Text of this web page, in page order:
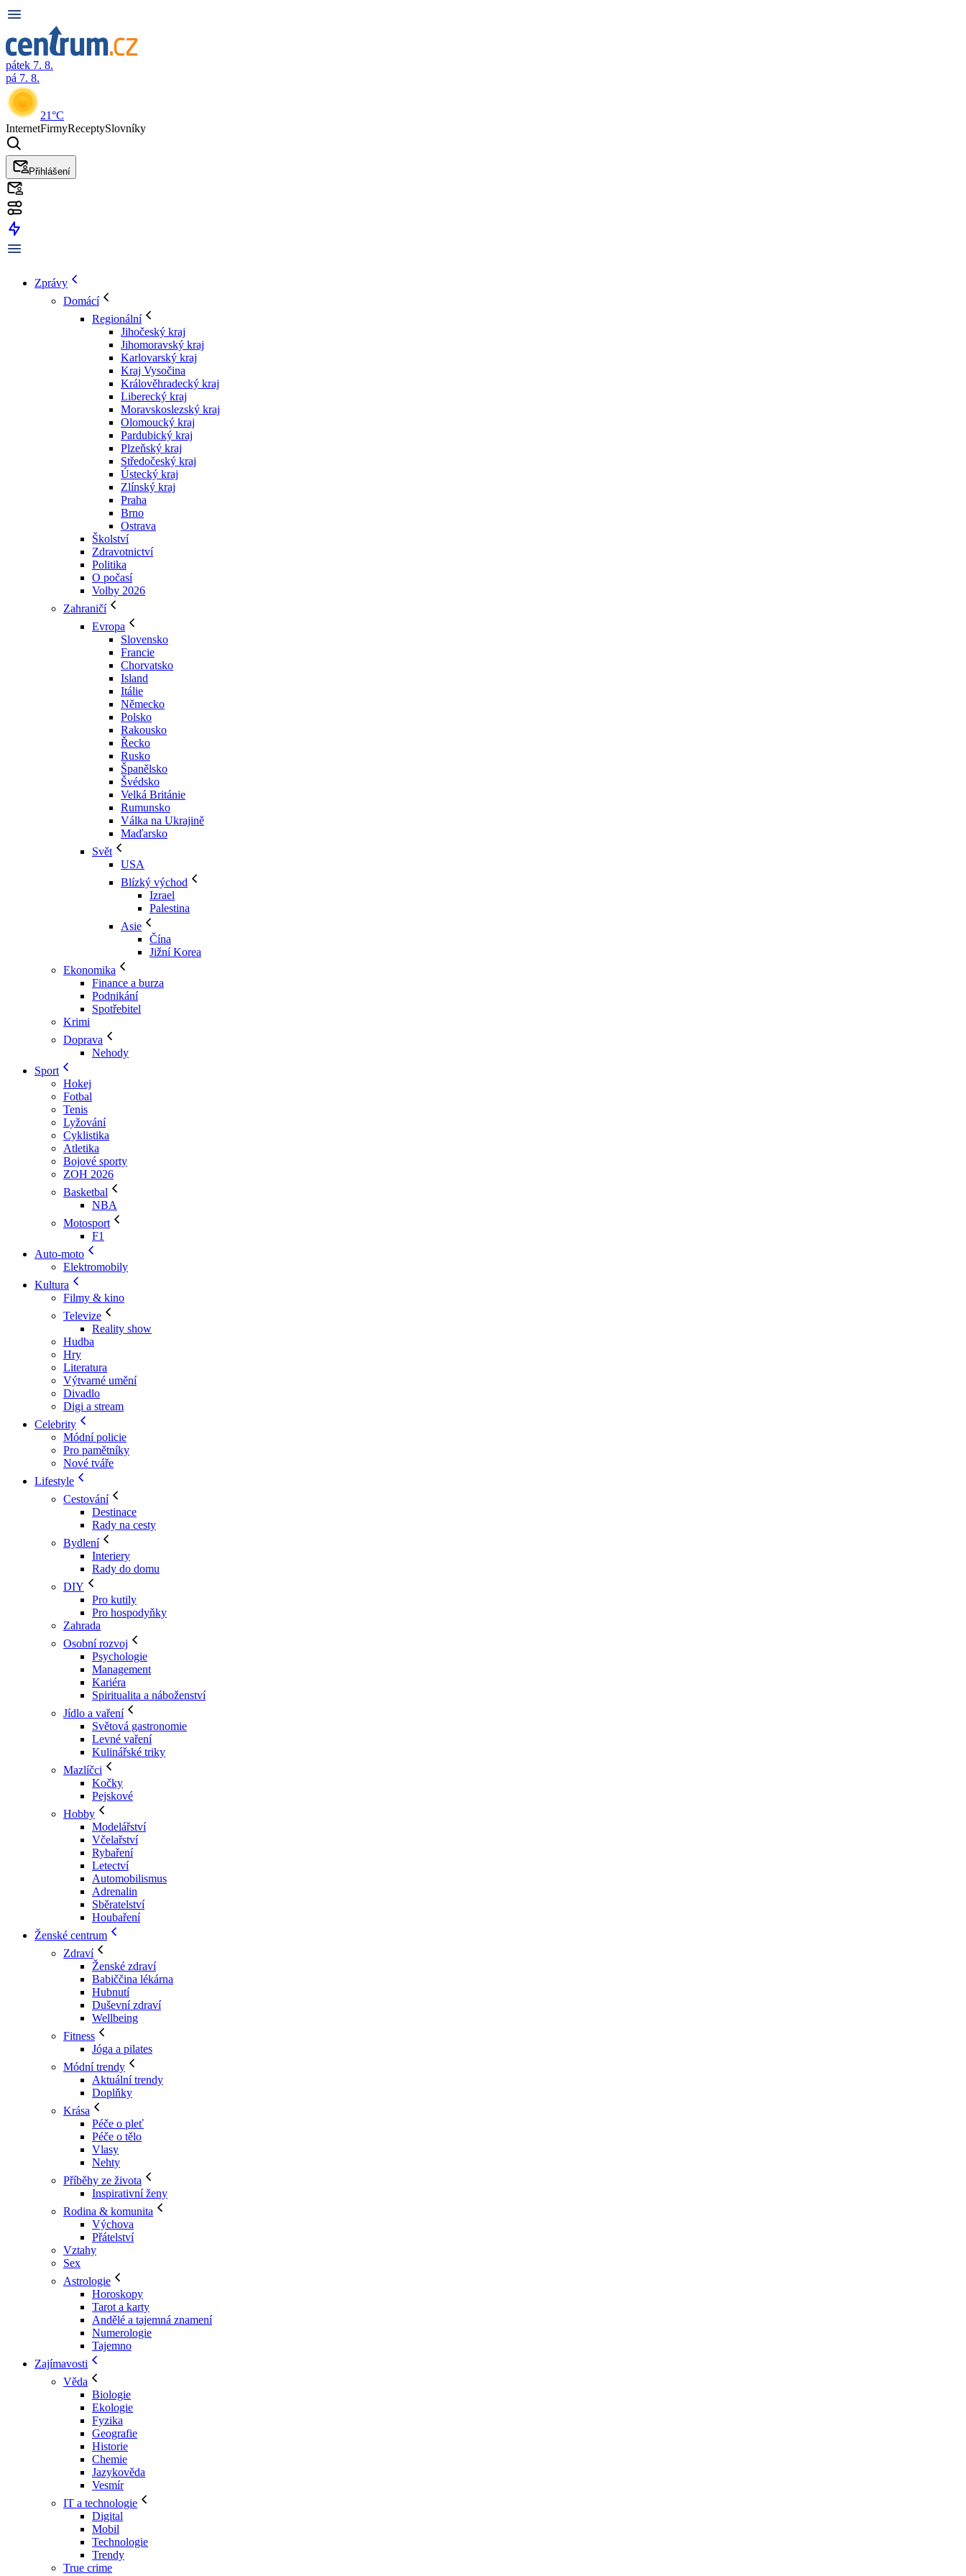
pátek 7. 8.
pá 7. 8.
21°C
InternetFirmyReceptySlovníky
Přihlášení
Zprávy
Domácí
Regionální
Jihočeský kraj
Jihomoravský kraj
Karlovarský kraj
Kraj Vysočina
Králověhradecký kraj
Liberecký kraj
Moravskoslezský kraj
Olomoucký kraj
Pardubický kraj
Plzeňský kraj
Středočeský kraj
Ústecký kraj
Zlínský kraj
Praha
Brno
Ostrava
Školství
Zdravotnictví
Politika
O počasí
Volby 2026
Zahraničí
Evropa
Slovensko
Francie
Chorvatsko
Island
Itálie
Německo
Polsko
Rakousko
Řecko
Rusko
Španělsko
Švédsko
Velká Británie
Rumunsko
Válka na Ukrajině
Maďarsko
Svět
USA
Blízký východ
Izrael
Palestina
Asie
Čína
Jižní Korea
Ekonomika
Finance a burza
Podnikání
Spotřebitel
Krimi
Doprava
Nehody
Sport
Hokej
Fotbal
Tenis
Lyžování
Cyklistika
Atletika
Bojové sporty
ZOH 2026
Basketbal
NBA
Motosport
F1
Auto-moto
Elektromobily
Kultura
Filmy & kino
Televize
Reality show
Hudba
Hry
Literatura
Výtvarné umění
Divadlo
Digi a stream
Celebrity
Módní policie
Pro pamětníky
Nové tváře
Lifestyle
Cestování
Destinace
Rady na cesty
Bydlení
Interiery
Rady do domu
DIY
Pro kutily
Pro hospodyňky
Zahrada
Osobní rozvoj
Psychologie
Management
Kariéra
Spiritualita a náboženství
Jídlo a vaření
Světová gastronomie
Levné vaření
Kulinářské triky
Mazlíčci
Kočky
Pejskové
Hobby
Modelářství
Včelařství
Rybaření
Letectví
Automobilismus
Adrenalin
Sběratelství
Houbaření
Ženské centrum
Zdraví
Ženské zdraví
Babiččina lékárna
Hubnutí
Duševní zdraví
Wellbeing
Fitness
Jóga a pilates
Módní trendy
Aktuální trendy
Doplňky
Krása
Péče o pleť
Péče o tělo
Vlasy
Nehty
Příběhy ze života
Inspirativní ženy
Rodina & komunita
Výchova
Přátelství
Vztahy
Sex
Astrologie
Horoskopy
Tarot a karty
Andělé a tajemná znamení
Numerologie
Tajemno
Zajímavosti
Věda
Biologie
Ekologie
Fyzika
Geografie
Historie
Chemie
Jazykověda
Vesmír
IT a technologie
Digital
Mobil
Technologie
Trendy
True crime